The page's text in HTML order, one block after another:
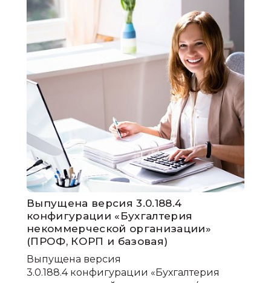
Выпущена версия 3.0.188.4
конфигурации «Бухгалтерия
некоммерческой организации»
(ПРОФ, КОРП и базовая)
Выпущена версия
3.0.188.4 конфигурации «Бухгалтерия